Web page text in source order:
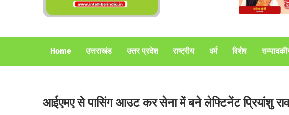
Home उत्तराखंड उत्तर प्रदेश राष्ट्रीय धर्म विशेष
आईएमए से पासिंग आउट कर सेना में बने लेफ्टिनेंट प्रियांशु